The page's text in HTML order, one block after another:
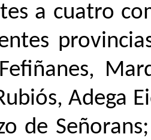
a cuatro
Adega
de